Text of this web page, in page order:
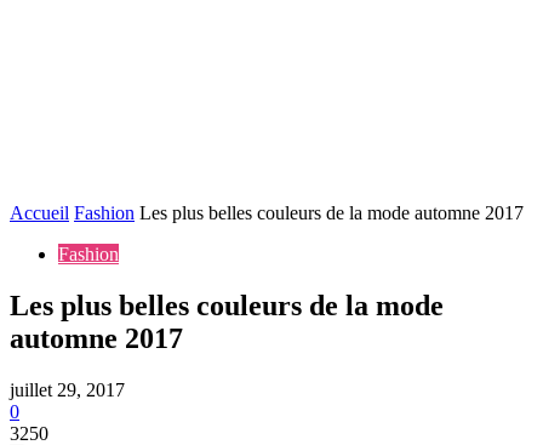
Accueil Fashion Les plus belles couleurs de la mode automne 2017
Fashion
Les plus belles couleurs de la mode
automne 2017
juillet 29, 2017
0
3250